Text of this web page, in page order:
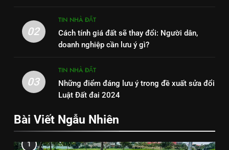
02
TIN NHÀ ĐẤT
Cách tính giá đất sẽ thay đổi: Người dân,
doanh nghiệp cần lưu ý gì?
03
TIN NHÀ ĐẤT
Những điểm đáng lưu ý trong đề xuất sửa đổi
Luật Đất đai 2024
Bài Viết Ngẫu Nhiên
1